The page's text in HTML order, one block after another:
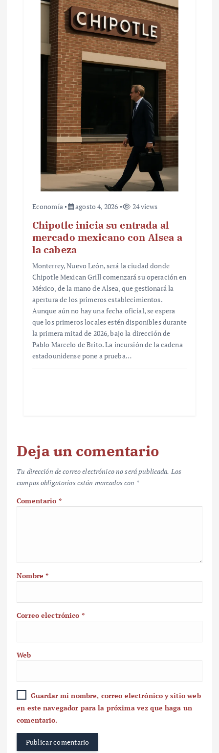
Economía agosto 4, 2026 24 views
Chipotle inicia su entrada al
mercado mexicano con Alsea a
la cabeza
Monterrey, Nuevo León, será la ciudad donde
Chipotle Mexican Grill comenzará su operación en
México, de la mano de Alsea, que gestionará la
apertura de los primeros establecimientos.
Aunque aún no hay una fecha oficial, se espera
que los primeros locales estén disponibles durante
la primera mitad de 2026, bajo la dirección de
Pablo Marcelo de Brito. La incursión de la cadena
estadounidense pone a prueba…
Deja un comentario
Tu dirección de correo electrónico no será publicada. Los
campos obligatorios están marcados con *
Comentario *
Nombre*
Correo electrónico *
Web
Guardar mi nombre, correo electrónico y sitio web
en este navegador para la próxima vez que haga un
comentario.